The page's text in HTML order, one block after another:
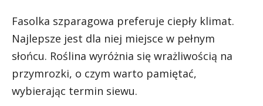
Fasolka szparagowa preferuje ciepły klimat.
Najlepsze jest dla niej miejsce w pełnym
słońcu. Roślina wyróżnia się wrażliwością na
przymrozki, o czym warto pamiętać,
wybierając termin siewu.